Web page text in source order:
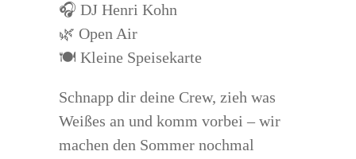
🎧 DJ Henri Kohn
🌿 Open Air
🍽️ Kleine Speisekarte
Schnapp dir deine Crew, zieh was
Weißes an und komm vorbei – wir
machen den Sommer nochmal